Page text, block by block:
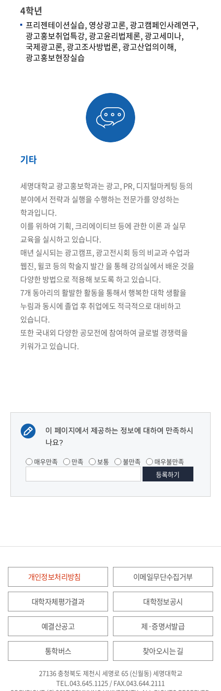
4학년
프리젠테이션실습, 영상광고론, 광고캠페인사례연구,
광고홍보취업특강, 광고윤리법제론, 광고세미나,
국제광고론, 광고조사방법론, 광고산업의이해,
광고홍보현장실습
기타
세명대학교 광고홍보학과는 광고, PR, 디지털마케팅 등의
분야에서 전략과 실행을 수행하는 전문가를 양성하는
학과입니다.
이를 위하여 기획, 크리에이티브 등에 관한 이론 과 실무
교육을 실시하고 있습니다.
매년 실시되는 광고캠프, 광고전시회 등의 비교과 수업과
웹진, 윌코 등의 학술지 발간 을 통해 강의실에서 배운 것을
다양한 방법으로 적용해 보도록 하고 있습니다.
7개 동아리의 활발한 활동을 통해서 행복한 대학 생활을
누림과 동시에 졸업 후 취업에도 적극적으로 대비하고
있습니다.
또한 국내외 다양한 공모전에 참여하여 글로벌 경쟁력을
키워가고 있습니다.
이 페이지에서 제공하는 정보에 대하여 만족하시
나요?
매우만족 만족 보통 불만족 매우불만족
개인정보처리방침 이메일무단수집거부
대학자체평가결과 대학정보공시
예결산공고 제·증명서발급
통학버스 찾아오시는 길
27136 충청북도 제천시 세명로 65 (신월동) 세명대학교
TEL.043.645.1125 / FAX.043.644.2111